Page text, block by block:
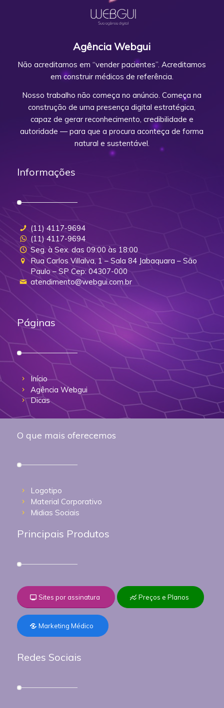
Agência Webgui
Não acreditamos em “vender pacientes”. Acreditamos
em construir médicos de referência.
Nosso trabalho não começa no anúncio. Começa na
construção de uma presença digital estratégica,
capaz de gerar reconhecimento, credibilidade e
autoridade — para que a procura aconteça de forma
natural e sustentável.
Informações
(11) 4117-9694
(11) 4117-9694
Seg. à Sex. das 09:00 às 18:00
Rua Carlos Villalva, 1 – Sala 84 Jabaquara – São
Paulo – SP Cep: 04307-000
atendimento@webgui.com.br
Páginas
Início
Agência Webgui
Dicas
O que mais oferecemos
Logotipo
Material Corporativo
Midias Sociais
Principais Produtos
Sites por assinatura Preços e Planos
Marketing Médico
Redes Sociais